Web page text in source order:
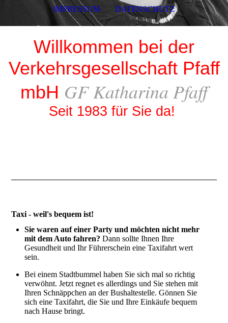
Willkommen bei der
Verkehrsgesellschaft Pfaff
mbH GF Katharina Pfaff
Seit 1983 für Sie da!
Taxi - weil's bequem ist!
Sie waren auf einer Party und möchten nicht mehr
mit dem Auto fahren? Dann sollte Ihnen Ihre
Gesundheit und Ihr Führerschein eine Taxifahrt wert
sein.
Bei einem Stadtbummel haben Sie sich mal so richtig
verwöhnt. Jetzt regnet es allerdings und Sie stehen mit
Ihren Schnäppchen an der Bushaltestelle. Gönnen Sie
sich eine Taxifahrt, die Sie und Ihre Einkäufe bequem
nach Hause bringt.
IMPRESSUM DATENSCHUTZ